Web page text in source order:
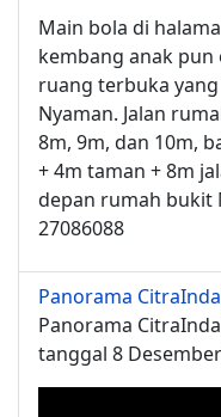
Main bola di
kembang anak
ruang terbuka
Nyaman. Jalan
8m, 9m, dan 10m,
+ 4m taman + 8m
depan rumah bukit
27086088
Panorama
Panorama
tanggal 8